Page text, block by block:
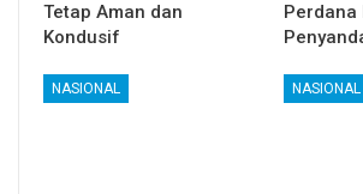
Tetap Aman dan
Kondusif
Perdana
NASIONAL NASIONAL